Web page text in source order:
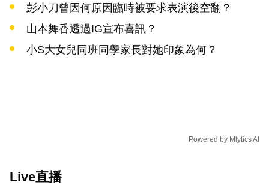
彭小刀曾因何原因臨時被要求表演後空翻？
山本舞香透過IG宣布喜訊？
小S大女兒同班同學家長對她印象為何？
Powered by Mlytics AI
Live直播